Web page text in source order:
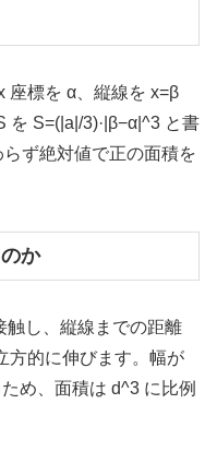
座標を α、縦線を x=β
を S=(|a|/3)·|β−α|^3 と書
ず絶対値で正の面積を
か
触し、縦線までの距離
方的に伸びます。幅が
め、面積は d^3 に比例